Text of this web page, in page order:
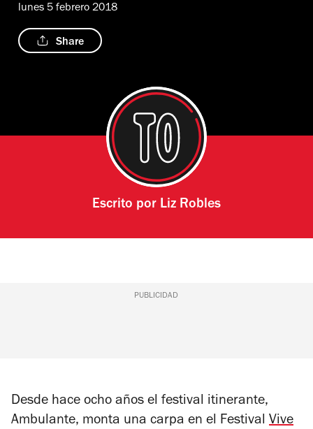
lunes 5 febrero 2018
Share
Escrito por Liz Robles
PUBLICIDAD
Desde hace ocho años el festival itinerante,
Ambulante, monta una carpa en el Festival Vive